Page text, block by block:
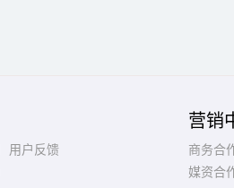
用户反馈
营销
商务合
媒资合